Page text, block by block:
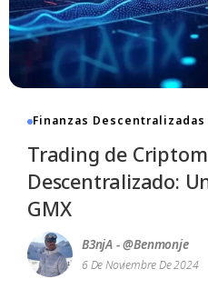
Finanzas Descentralizadas
Trading de
Descentralizado:
GMX
B3njA - @benmonje
6 De Noviembre De 2024